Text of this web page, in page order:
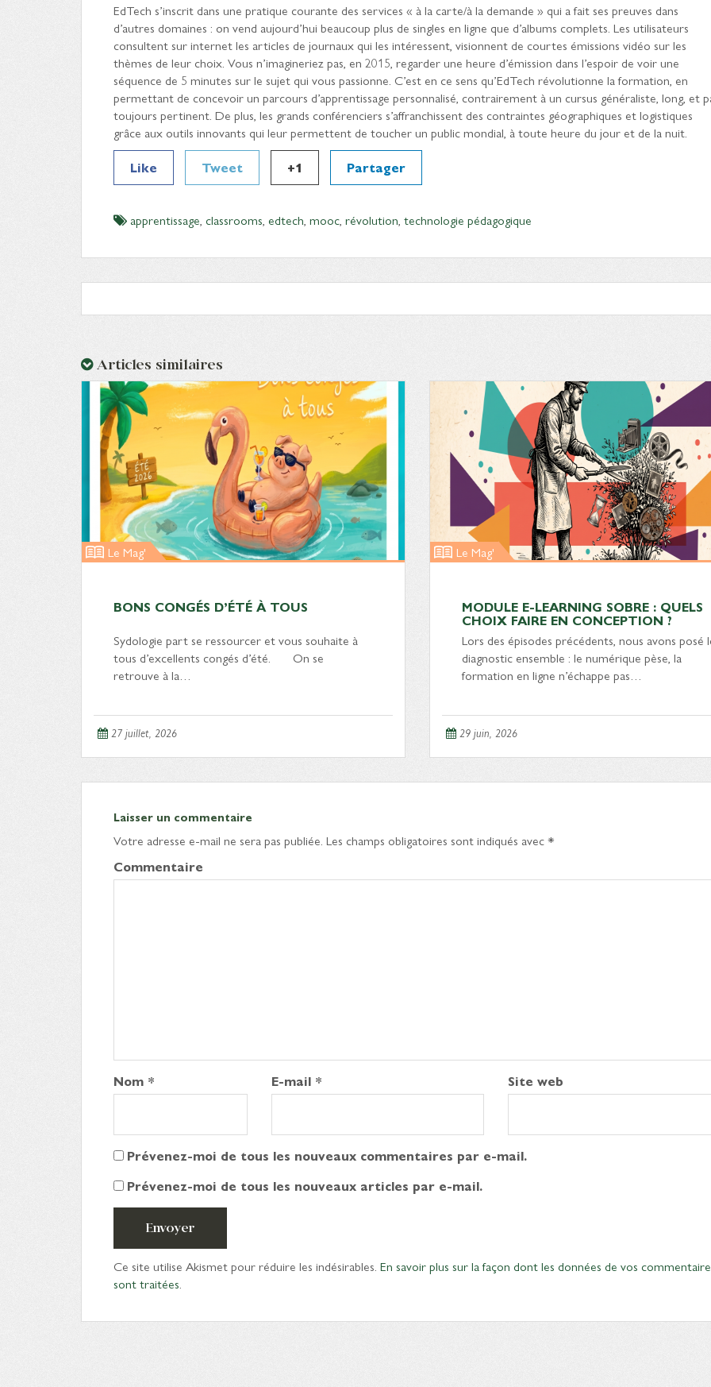
EdTech s’inscrit dans une pratique courante des services « à la carte/à la demande » qui a fait ses preuves dans
d’autres domaines : on vend aujourd’hui beaucoup plus de singles en ligne que d’albums complets. Les utilisateurs
consultent sur internet les articles de journaux qui les intéressent, visionnent de courtes émissions vidéo sur les
thèmes de leur choix. Vous n’imagineriez pas, en 2015, regarder une heure d’émission dans l’espoir de voir une
séquence de 5 minutes sur le sujet qui vous passionne. C’est en ce sens qu’EdTech révolutionne la formation, en
permettant de concevoir un parcours d’apprentissage personnalisé, contrairement à un cursus généraliste, long, et
toujours pertinent. De plus, les grands conférenciers s’affranchissent des contraintes géographiques et logistiques
grâce aux outils innovants qui leur permettent de toucher un public mondial, à toute heure du jour et de la nuit.
Like
Tweet +1 Partager
apprentissage, classrooms, edtech, mooc, révolution, technologie pédagogique
Articles similaires
Le Mag'
BONS CONGÉS D’ÉTÉ À TOUS
Sydologie part se ressourcer et vous souhaite à
tous d’excellents congés d’été. On se
retrouve à la…
27 juillet, 2026
Le Mag'
MODULE E-LEARNING SOBRE : QUELS
CHOIX FAIRE EN CONCEPTION ?
Lors des épisodes précédents, nous avons posé
diagnostic ensemble : le numérique pèse, la
formation en ligne n’échappe pas…
29 juin, 2026
Laisser un commentaire
Votre adresse e-mail ne sera pas publiée. Les champs obligatoires sont indiqués avec*
Commentaire
Nom * E-mail * Site web
Prévenez-moi de tous les nouveaux commentaires par e-mail.
Prévenez-moi de tous les nouveaux articles par e-mail.
Envoyer
Ce site utilise Akismet pour réduire les indésirables. En savoir plus sur la façon dont les données de vos
sont traitées.